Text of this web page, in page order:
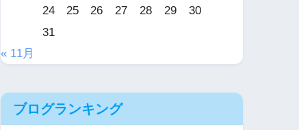
24
25 26 27 28 29
30
31
« 11月
ブログランキング